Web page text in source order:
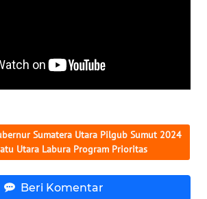
Sumatera Utara Pilgub Sumut 2024
Utara Labura Program Prioritas
Beri Komentar